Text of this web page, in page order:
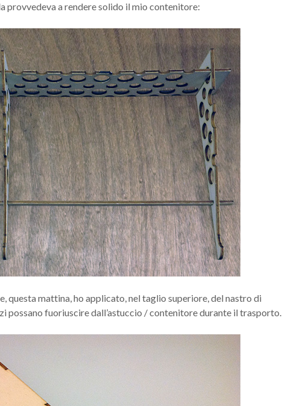
provvedeva a rendere solido il mio contenitore:
questa mattina, ho applicato, nel taglio superiore, del nastro di
possano fuoriuscire dall’astuccio / contenitore durante il trasporto.